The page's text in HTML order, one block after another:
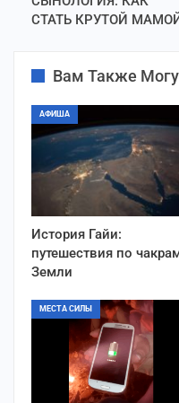
СТАТЬ КРУТОЙ
Вам Также
АФИША
История Гайи:
путешествия по
Земли
МЕСТА СИЛЫ